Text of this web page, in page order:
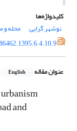
کلیدواژه‌ها
نوشهر گرایی
محله و
عنوان مقاله English
and